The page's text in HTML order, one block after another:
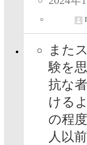
また
験を
抗な
ける
の程
人以